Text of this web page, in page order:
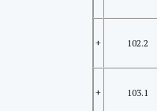
+ 102.2
+ 103.1